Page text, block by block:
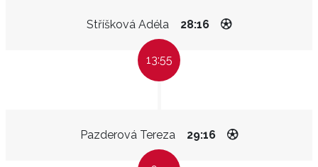
Stříšková Adéla 28:16
13:55
Pazderová Tereza 29:16